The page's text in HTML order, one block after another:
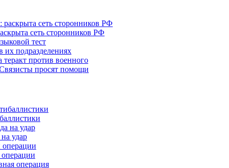
сеть сторонников РФ
тест
подразделениях
против военного
просят помощи
удар